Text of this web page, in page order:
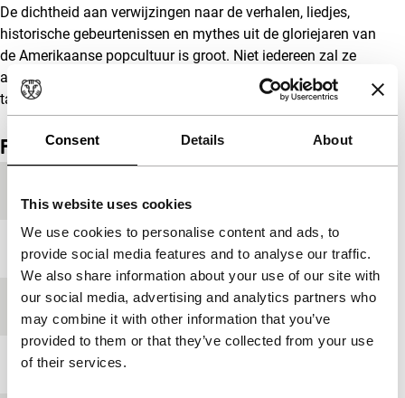
Consent Details About
This website uses cookies
We use cookies to personalise content and ads, to
provide social media features and to analyse our traffic.
We also share information about your use of our site with
our social media, advertising and analytics partners who
may combine it with other information that you’ve
provided to them or that they’ve collected from your use
of their services.
De dichtheid aan verwijzingen naar de verhalen, liedjes,
historische gebeurtenissen en mythes uit de gloriejaren van
de Amerikaanse popcultuur is groot. Niet iedereen zal ze
allemaal direct herkennen. Dit is dan ook een film die zich
talloze malen laat bewonderen. Een monument.(GT)
Film details
Jaar 2007
Festivaleditie IFFR 2008
Lengte